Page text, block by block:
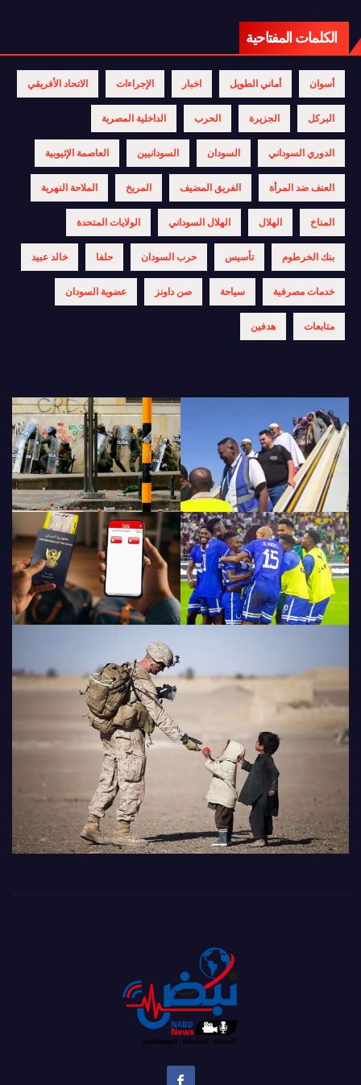
الكلمات المفتاحية
أسوان أماني الطويل اخبار الإجراءات الاتحاد الأفريقي
البركل الجزيرة الحرب الداخلية المصرية
الدوري السوداني السودان السودانيين العاصمة الإثيوبية
العنف ضد المرأة الفريق المضيف المريخ الملاحة النهرية
المناخ الهلال الهلال السوداني الولايات المتحدة
بنك الخرطوم تأسيس حرب السودان حلفا خالد عبيد
خدمات مصرفية سياحة صن داونز عضوية السودان
متابعات هدفين